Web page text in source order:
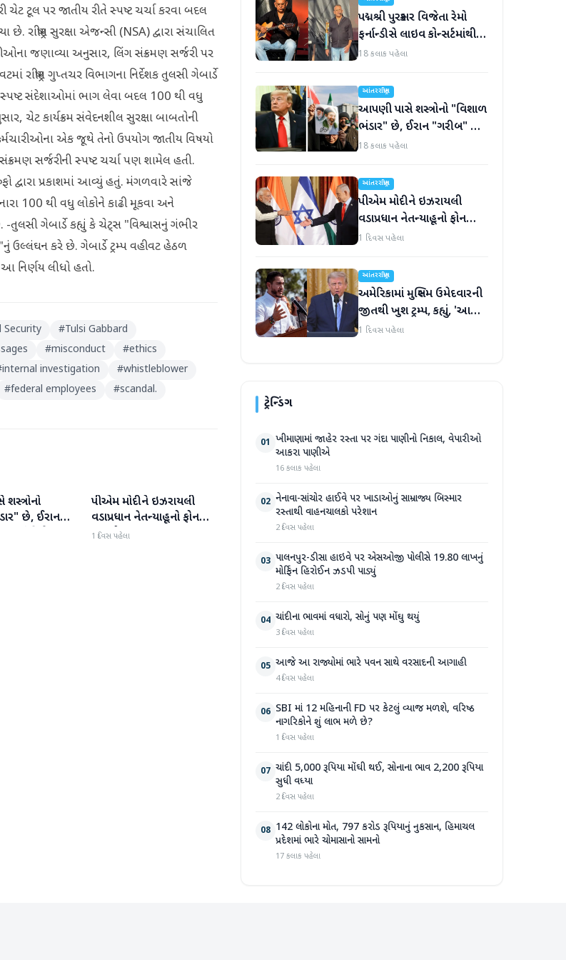
ચેટ ટૂલ પર જાતીય રીતે સ્પષ્ટ ચર્ચા કરવા બદલ
સુરક્ષા એજન્સી (NSA) દ્વારા સંચાલિત
જણાવ્યા અનુસાર, લિંગ સંક્રમણ સર્જરી પર
રાષ્ટ્રીય ગુપ્તચર વિભાગના નિર્દેશક તુલસી ગેબાર્ડે
સ્પષ્ટ સંદેશાઓમાં ભાગ લેવા બદલ 100 થી વધુ
ચેટ કાર્યક્રમ સંવેદનશીલ સુરક્ષા બાબતોની
એક જૂથે તેનો ઉપયોગ જાતીય વિષયો
સર્જરીની સ્પષ્ટ ચર્ચા પણ શામેલ હતી.
દ્વારા પ્રકાશમાં આવ્યું હતું. મંગળવારે સાંજે
100 થી વધુ લોકોને કાઢી મૂકવા અને
-તુલસી ગેબાર્ડે કહ્યું કે ચેટ્સ "વિશ્વાસનું ગંભીર
ઉલ્લંઘન કરે છે. ગેબાર્ડે ટ્રમ્પ વહીવટ હેઠળ
નિર્ણય લીધો હતો.
Security #Tulsi Gabbard
#misconduct #ethics
internal investigation #whistleblower
#federal employees #scandal.
છે, ઈરાન
નિવેદન
આંતરરાષ્ટ્રીય
પીએમ મોદીને ઇઝરાયલી
વડાપ્રધાન નેતન્યાહૂનો ફોન
આવ્યો
1 દિવસ પહેલા
પદ્મશ્રી પુરસ્કાર વિજેતા રેમો
ફર્નાન્ડીસે લાઇવ કોન્સર્ટમાંથી
નિવૃત્તિની જાહેરાત કરી
18 કલાક પહેલા
આંતરરાષ્ટ્રીય
આપણી પાસે શસ્ત્રોનો "વિશાળ
ભંડાર" છે, ઈરાન "ગરીબ" છે,
ટ્રમ્પનું નિવેદન
18 કલાક પહેલા
આંતરરાષ્ટ્રીય
પીએમ મોદીને ઇઝરાયલી
વડાપ્રધાન નેતન્યાહૂનો ફોન
આવ્યો
1 દિવસ પહેલા
આંતરરાષ્ટ્રીય
અમેરિકામાં મુસ્લિમ ઉમેદવારની
જીતથી ખુશ ટ્રમ્પ, કહ્યું, 'આ
અમારા માટે સારા સમાચાર છે'
1 દિવસ પહેલા
ટ્રેન્ડિંગ
01 ખીમાણામાં જાહેર રસ્તા પર ગંદા પાણીનો નિકાલ, વેપારીઓ
આકરા પાણીએ
16 કલાક પહેલા
02 નેનાવા-સાંચોર હાઈવે પર ખાડાઓનું સામ્રાજ્ય બિસ્માર
રસ્તાથી વાહનચાલકો પરેશાન
2 દિવસ પહેલા
03 પાલનપુર-ડીસા હાઇવે પર એસઓજી પોલીસે 19.80 લાખનું
મોર્ફિન હિરોઈન ઝડપી પાડ્યું
2 દિવસ પહેલા
04 ચાંદીના ભાવમાં વધારો, સોનું પણ મોંઘુ થયું
3 દિવસ પહેલા
05 આજે આ રાજ્યોમાં ભારે પવન સાથે વરસાદની આગાહી
4 દિવસ પહેલા
06 SBI માં 12 મહિનાની FD પર કેટલું વ્યાજ મળશે, વરિષ્ઠ
નાગરિકોને શું લાભ મળે છે?
1 દિવસ પહેલા
07 ચાંદી 5,000 રૂપિયા મોંઘી થઈ, સોનાના ભાવ 2,200 રૂપિયા
સુધી વધ્યા
2 દિવસ પહેલા
08 142 લોકોના મોત, 797 કરોડ રૂપિયાનું નુકસાન, હિમાચલ
પ્રદેશમાં ભારે ચોમાસાનો સામનો
17 કલાક પહેલા